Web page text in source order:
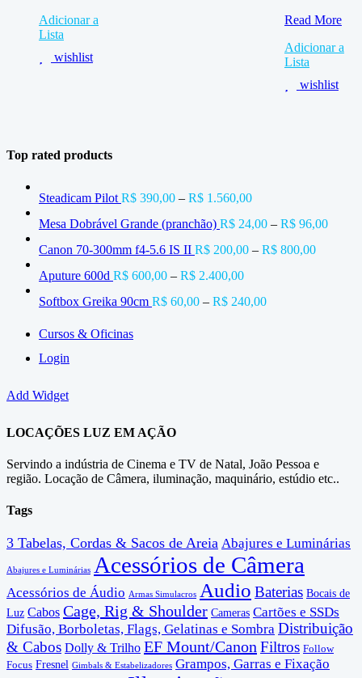
Adicionar a
Lista
wishlist
Gravador
H1n
Read More
Adicionar a
Lista
wishlist
Top rated products
Steadicam Pilot R$ 390,00 – R$ 1.560,00
Mesa Dobrável Grande (pranchão) R$ 24,00 – R$ 96,00
Canon 70-300mm f4-5.6 IS II R$ 200,00 – R$ 800,00
Aputure 600d R$ 600,00 – R$ 2.400,00
Softbox Greika 90cm R$ 60,00 – R$ 240,00
Cursos & Oficinas
Login
Add Widget
LOCAÇÕES LUZ EM AÇÃO
Servindo a indústria de Cinema e TV de Natal, João Pessoa e
região. Locação de Câmera, iluminação, maquinário, estúdio etc..
Tags
3 Tabelas, Cordas & Sacos de Areia Abajures e Luminárias
Abajures e Luminárias Acessórios de Câmera
Acessórios de Áudio Armas Simulacros Audio Baterias Bocais de
Luz Cabos Cage, Rig & Shoulder Cameras Cartões e SSDs
Difusão, Borboletas, Flags, Gelatinas e Sombra Distribuição
& Cabos Dolly & Trilho EF Mount/Canon Filtros Follow
Focus Fresnel Gimbals & Estabelizadores Grampos, Garras e Fixação